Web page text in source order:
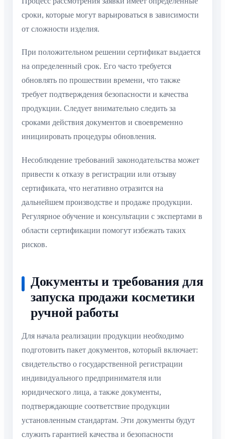
сроки, которые могут варьироваться в зависимости
от сложности изделия.
При положительном решении сертификат выдается
на определенный срок. Его часто требуется
обновлять по прошествии времени, что также
требует подтверждения безопасности и качества
продукции. Следует внимательно следить за
сроками действия документов и своевременно
инициировать процедуры обновления.
Несоблюдение требований законодательства может
привести к отказу в регистрации или отзыву
сертификата, что негативно отразится на
дальнейшем производстве и продаже продукции.
Регулярное обучение и консультации с экспертами в
области сертификации помогут избежать таких
рисков.
Документы и требования для
запуска продажи косметики
ручной работы
Для начала реализации продукции необходимо
подготовить пакет документов, который включает:
свидетельство о государственной регистрации
индивидуального предпринимателя или
юридического лица, а также документы,
подтверждающие соответствие продукции
установленным стандартам. Эти документы будут
служить гарантией качества и безопасности